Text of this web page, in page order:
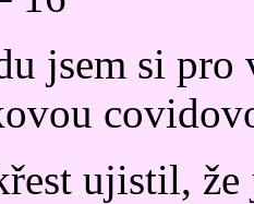
jsem si pro
ujistil,